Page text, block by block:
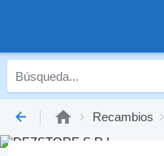
Recambios